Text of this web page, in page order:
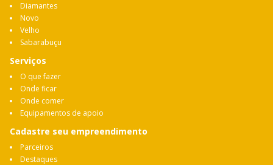
Diamantes
Novo
Velho
Sabarabuçu
Serviços
O que fazer
Onde ficar
Onde comer
Equipamentos de apoio
Cadastre seu empreendimento
Parceiros
Destaques